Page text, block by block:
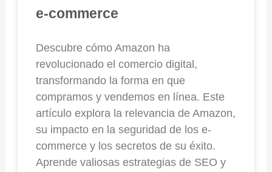
e-commerce
Descubre cómo Amazon ha
revolucionado el comercio digital,
transformando la forma en que
compramos y vendemos en línea. Este
artículo explora la relevancia de Amazon,
su impacto en la seguridad de los e-
commerce y los secretos de su éxito.
Aprende valiosas estrategias de SEO y